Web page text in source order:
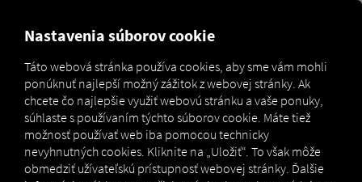
Marketplace Connectors
Opentach Smart Analysis
Connect
Nastavenia súborov cookie
Táto webová stránka používa cookies, aby sme vám mohli
ponúknuť najlepší možný zážitok z webovej stránky. Ak
chcete čo najlepšie využiť webovú stránku a vaše ponuky,
súhlaste s používaním týchto súborov cookie. Máte tiež
možnosť používať web iba pomocou technicky
nevyhnutných cookies. Kliknite na „Uložiť“. To však môže
obmedziť užívateľskú prístupnosť webovej stránky. Ďalšie